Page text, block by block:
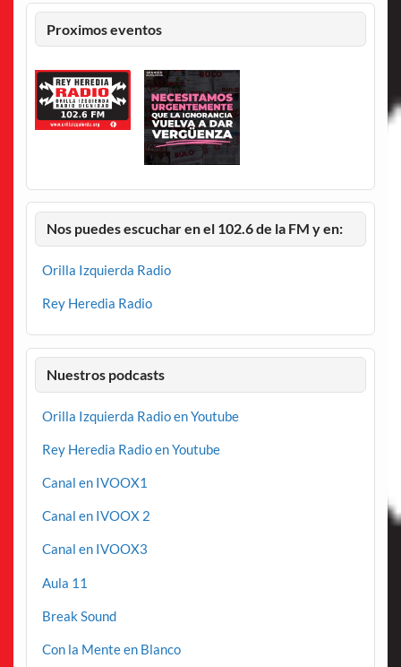
Proximos eventos
Nos puedes escuchar en el 102.6 de la FM y en:
Orilla Izquierda Radio
Rey Heredia Radio
Nuestros podcasts
Orilla Izquierda Radio en Youtube
Rey Heredia Radio en Youtube
Canal en IVOOX1
Canal en IVOOX 2
Canal en IVOOX3
Aula 11
Break Sound
Con la Mente en Blanco